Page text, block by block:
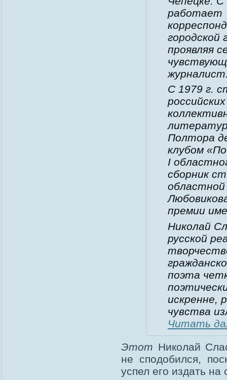
работает
городской
проявляя
С 1979 г.
Полтора
клубом
I
сборник
премии
Николай
русской
поэта
искренне,
чувства
Читать
Этот Николай
не сподобился,
успел его издать на